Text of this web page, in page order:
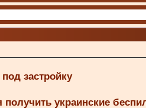
застройку
украинские